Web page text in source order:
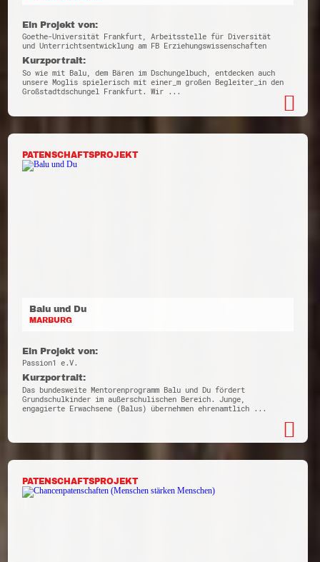
Ein Projekt von:
Goethe-Universität Frankfurt, Arbeitsstelle für Diversität
und Unterrichtsentwicklung am FB Erziehungswissenschaften
Kurzportrait:
So wie mit Balu, dem Bären im Dschungelbuch, entdecken auch
unsere Moglis spielerisch mit einer_m großen Begleiter_in den
Großstadtdschungel Frankfurt. Wir ...
PATENSCHAFTSPROJEKT
Balu und Du
MARBURG
Ein Projekt von:
Passion1 e.V.
Kurzportrait:
Das bundesweite Mentorenprogramm Balu und Du fördert
Grundschulkinder im außerschulischen Bereich. Junge,
engagierte Erwachsene (Balus) übernehmen ehrenamtlich ...
PATENSCHAFTSPROJEKT